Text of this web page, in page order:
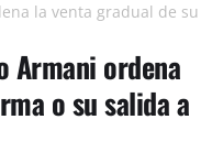
la venta gradual de su
Armani ordena
o su salida a